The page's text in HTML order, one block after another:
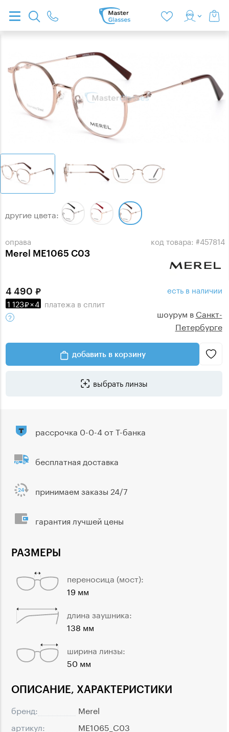
оправа
Merel ME1065 C03
код товара: #457814
другие цвета:
4 490
1 123 ×4 платежа в сплит
есть в наличии
шоурум в Санкт-
Петербурге
добавить в корзину
выбрать линзы
ОПИСАНИЕ, ХАРАКТЕРИСТИКИ
бренд:
Merel
артикул:
ME1065_C03
РАЗМЕРЫ
переносица (мост):
19 мм
длина заушника:
138 мм
ширина линзы:
50 мм
рассрочка 0-0-4 от Т-банка
бесплатная доставка
принимаем заказы 24/7
гарантия лучшей цены